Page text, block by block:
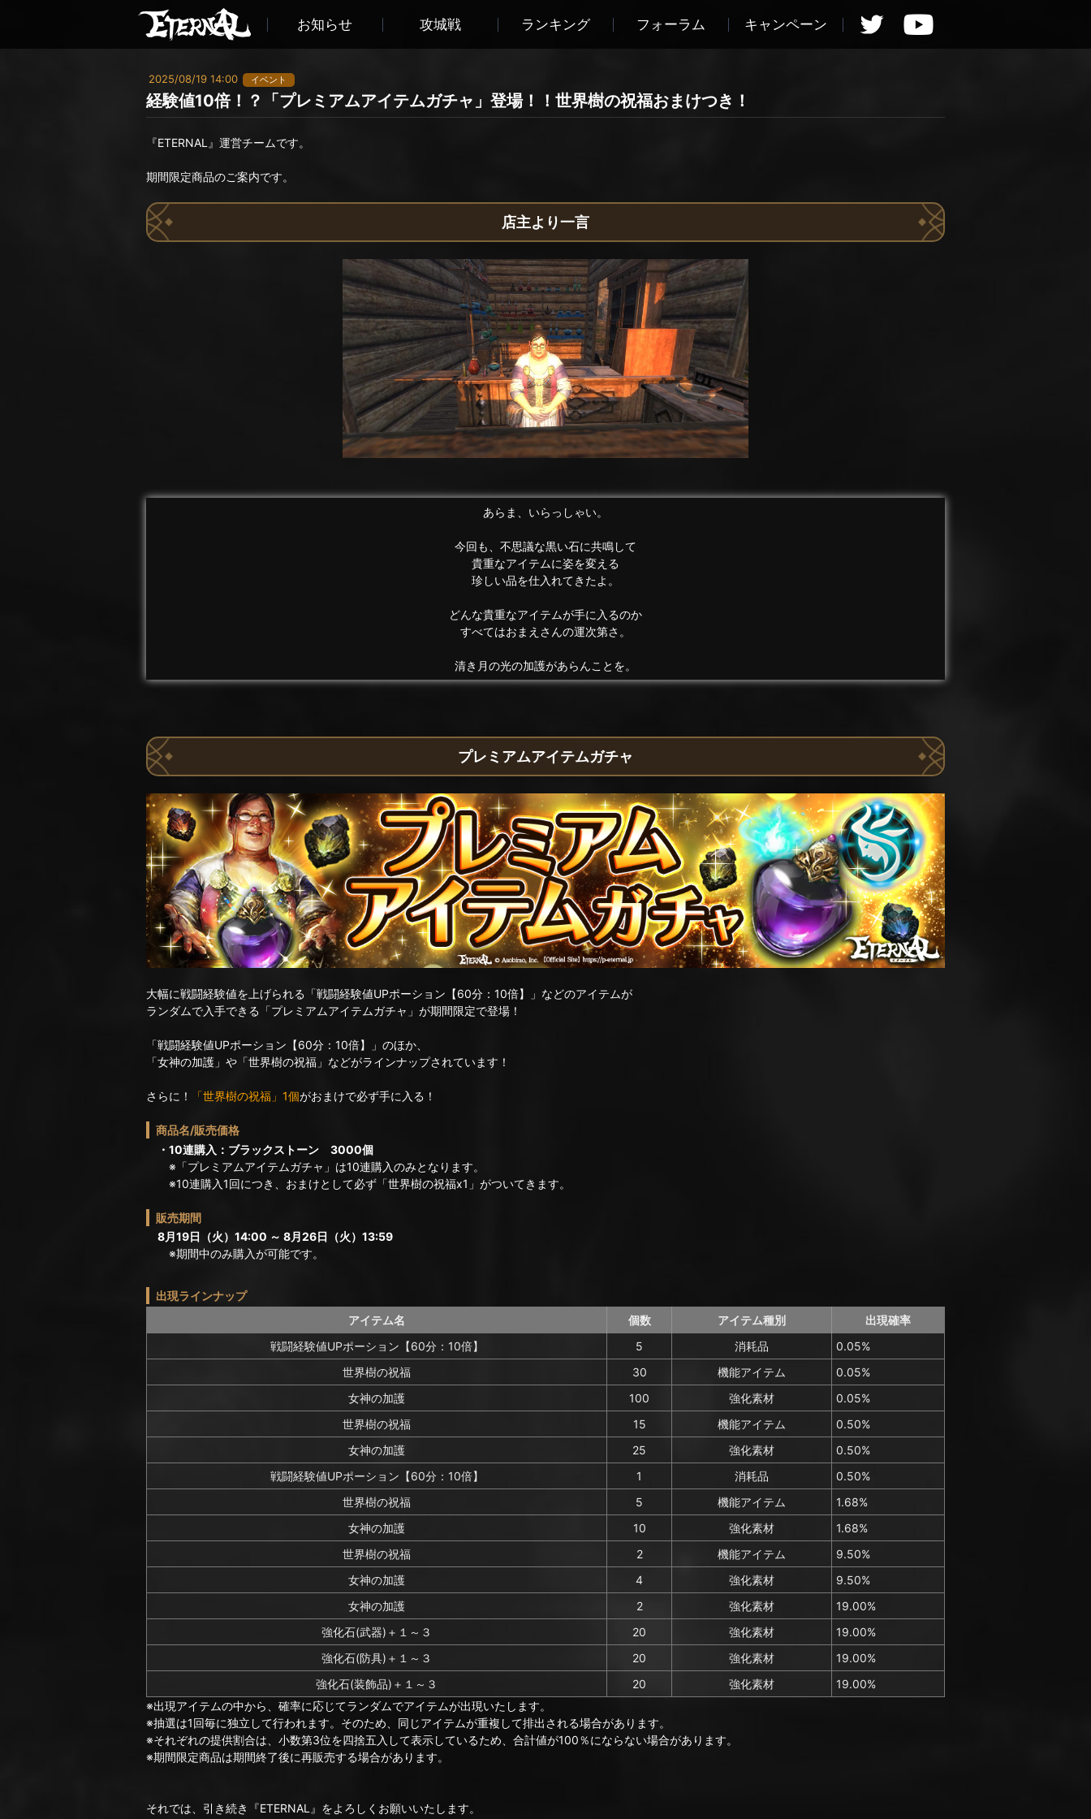
お知らせ 攻城戦 ランキング フォーラム キャンペーン
2025/08/19 14:00 イベント
経験値10倍！？「プレミアムアイテムガチャ」登場！！世界樹の祝福おまけつき！
『ETERNAL』運営チームです。
期間限定商品のご案内です。
店主より一言
あらま、いらっしゃい。
今回も、不思議な黒い石に共鳴して
貴重なアイテムに姿を変える
珍しい品を仕入れてきたよ。
どんな貴重なアイテムが手に入るのか
すべてはおまえさんの運次第さ。
清き月の光の加護があらんことを。
プレミアムアイテムガチャ
大幅に戦闘経験値を上げられる「戦闘経験値UPポーション【60分：10倍】」などのアイテムが
ランダムで入手できる「プレミアムアイテムガチャ」が期間限定で登場！
「戦闘経験値UPポーション【60分：10倍】」のほか、
「女神の加護」や「世界樹の祝福」などがラインナップされています！
さらに！ 「世界樹の祝福」1個がおまけで必ず手に入る！
商品名/販売価格
・10連購入：ブラックストーン 3000個
※「プレミアムアイテムガチャ」は10連購入のみとなります。
※10連購入1回につき、おまけとして必ず「世界樹の祝福x1」がついてきます。
販売期間
8月19日（火）14:00 ～ 8月26日（火）13:59
※期間中のみ購入が可能です。
出現ラインナップ
アイテム名
個数 アイテム種別
出現確率
戦闘経験値UPポーション【60分：10倍】
5 消耗品
0.05%
世界樹の祝福
30 機能アイテム
0.05%
女神の加護
100 強化素材
0.05%
世界樹の祝福
15 機能アイテム
0.50%
女神の加護
25 強化素材
0.50%
戦闘経験値UPポーション【60分：10倍】
1 消耗品
0.50%
世界樹の祝福
5 機能アイテム
1.68%
女神の加護
10 強化素材
1.68%
世界樹の祝福
2 機能アイテム
9.50%
女神の加護
4 強化素材
9.50%
女神の加護
2 強化素材
19.00%
強化石(武器)＋１～３
20 強化素材
19.00%
強化石(防具)＋１～３
20 強化素材
19.00%
強化石(装飾品)＋１～３
20 強化素材
19.00%
※出現アイテムの中から、確率に応じてランダムでアイテムが出現いたします。
※抽選は1回毎に独立して行われます。そのため、同じアイテムが重複して排出される場合があります。
※それぞれの提供割合は、小数第3位を四捨五入して表示しているため、合計値が100％にならない場合があります。
※期間限定商品は期間終了後に再販売する場合があります。
それでは、引き続き『ETERNAL』をよろしくお願いいたします。